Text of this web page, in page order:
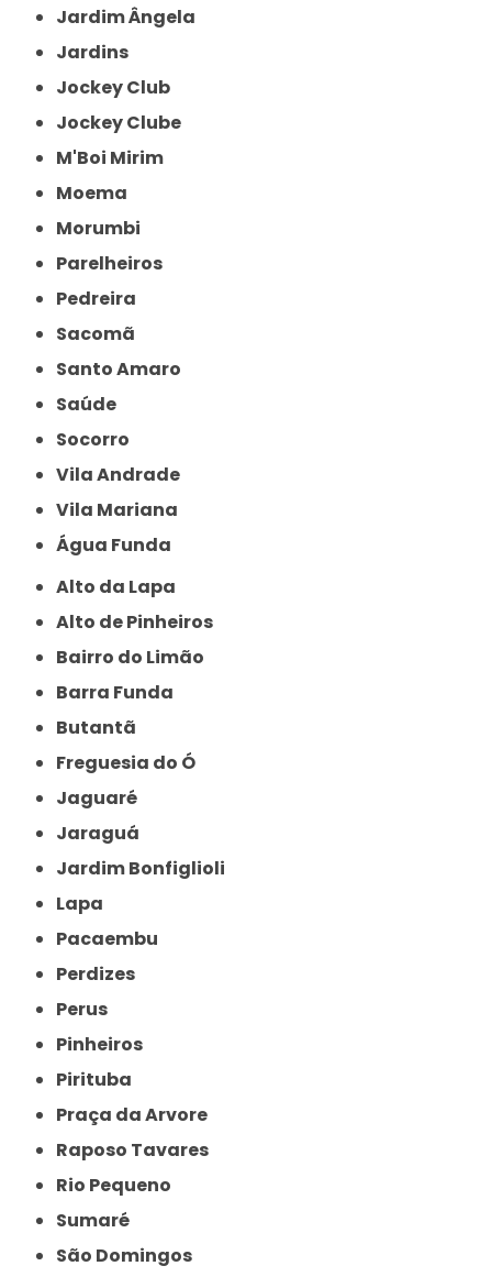
Jardim Ângela
Jardins
Jockey Club
Jockey Clube
M'Boi Mirim
Moema
Morumbi
Parelheiros
Pedreira
Sacomã
Santo Amaro
Saúde
Socorro
Vila Andrade
Vila Mariana
Água Funda
Alto da Lapa
Alto de Pinheiros
Bairro do Limão
Barra Funda
Butantã
Freguesia do Ó
Jaguaré
Jaraguá
Jardim Bonfiglioli
Lapa
Pacaembu
Perdizes
Perus
Pinheiros
Pirituba
Praça da Arvore
Raposo Tavares
Rio Pequeno
Sumaré
São Domingos